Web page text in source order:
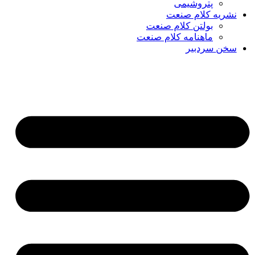
پتروشیمی
نشریه کلام صنعت
بولتن کلام صنعت
ماهنامه کلام صنعت
سخن سردبیر